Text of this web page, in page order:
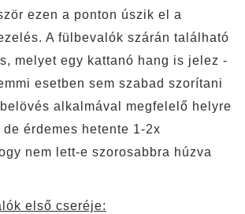
ezen a ponton úszik el a
A fülbevalók szárán található
melyet egy kattanó hang is jelez -
esetben sem szabad szorítani
alkalmával megfelelő helyre
érdemes hetente 1-2x
nem lett-e szorosabbra húzva
első cseréje: